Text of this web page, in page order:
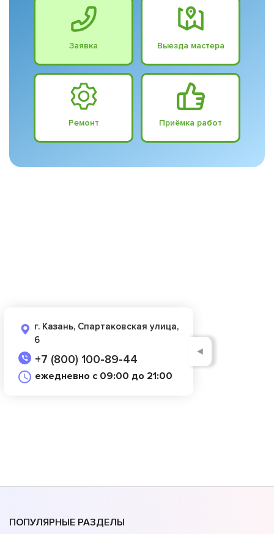
Заявка Выезда мастера
Ремонт Приёмка работ
г. Казань, Спартаковская улица,
6
+7 (800) 100-89-44
ежедневно с 09:00 до 21:00
◄
ПОПУЛЯРНЫЕ РАЗДЕЛЫ